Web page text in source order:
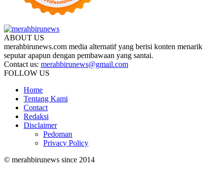
ABOUT US
merahbirunews.com media alternatif yang berisi konten menarik
seputar apapun dengan pembawaan yang santai.
Contact us: merahbirunews@gmail.com
FOLLOW US
Home
Tentang Kami
Contact
Redaksi
Disclaimer
Pedoman
Privacy Policy
© merahbirunews since 2014